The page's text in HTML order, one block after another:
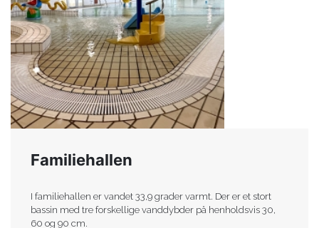
Familiehallen
I familiehallen er vandet 33,9 grader varmt. Der er et stort
bassin med tre forskellige vanddybder på henholdsvis 30,
60 og 90 cm.